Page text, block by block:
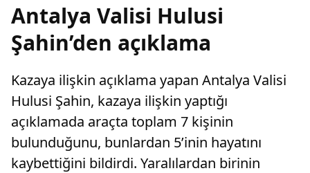
Antalya Valisi Hulusi
Şahin’den açıklama
Kazaya ilişkin açıklama yapan Antalya Valisi
Hulusi Şahin, kazaya ilişkin yaptığı
açıklamada araçta toplam 7 kişinin
bulunduğunu, bunlardan 5’inin hayatını
kaybettiğini bildirdi. Yaralılardan birinin